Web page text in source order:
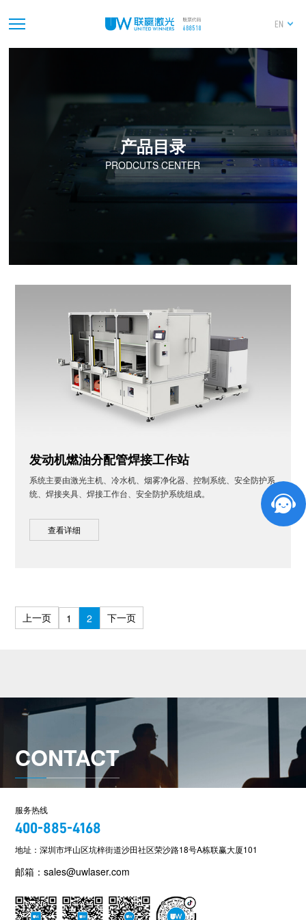
EN
产品目录
PRODCUTS CENTER
发动机燃油分配管焊接工作站
系统主要由激光主机、冷水机、烟雾净化器、控制系统、安全防护系
统、焊接夹具、焊接工作台、安全防护系统组成。
查看详细
上一页 1 2 下一页
CONTACT
服务热线
400-885-4168
地址：深圳市坪山区坑梓街道沙田社区荣沙路18号A栋联赢大厦101
邮箱：sales@uwlaser.com